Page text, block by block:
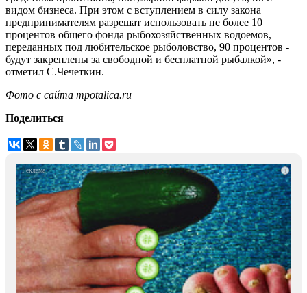
видом бизнеса. При этом с вступлением в силу закона
предпринимателям разрешат использовать не более 10
процентов общего фонда рыбохозяйственных водоемов,
переданных под любительское рыболовство, 90 процентов -
будут закреплены за свободной и бесплатной рыбалкой», -
отметил С.Чечеткин.
Фото с сайта mpotalica.ru
Поделиться
i